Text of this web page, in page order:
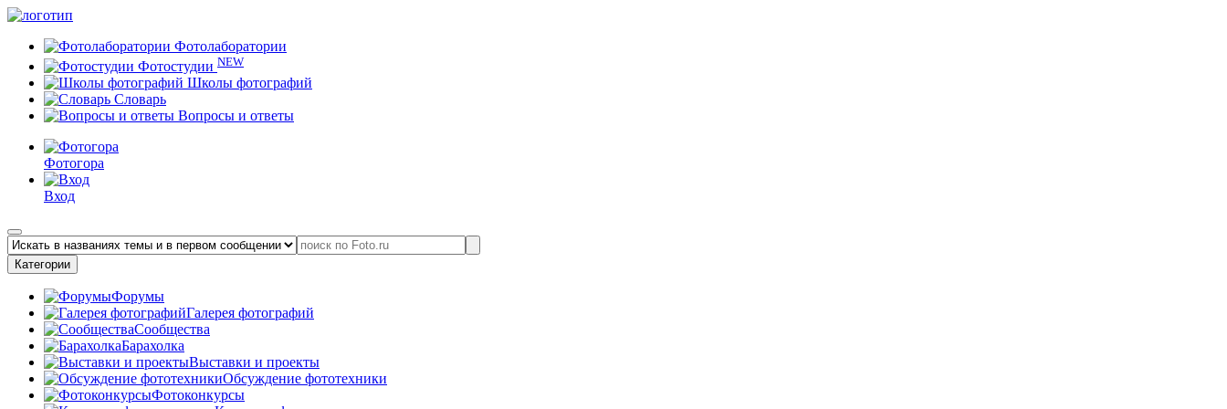
Фотолаборатории
Фотостудии NEW
Школы фотографий
Словарь
Вопросы и ответы
Фотогора
Вход
Категории
Форумы
Галерея фотографий
Сообщества
Барахолка
Выставки и проекты
Обсуждение фототехники
Фотоконкурсы